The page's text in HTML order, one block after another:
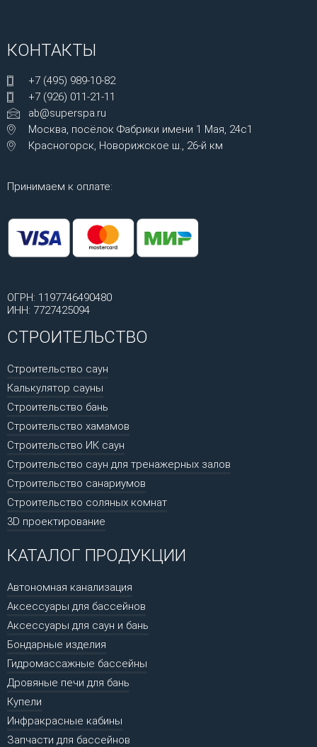
КОНТАКТЫ
+7 (495) 989-10-82
+7 (926) 011-21-11
ab@superspa.ru
Москва, посёлок Фабрики имени 1 Мая, 24с1
Красногорск, Новорижское ш., 26-й км
Принимаем к оплате:
ОГРН: 1197746490480
ИНН: 7727425094
СТРОИТЕЛЬСТВО
Строительство саун
Калькулятор сауны
Строительство бань
Строительство хамамов
Строительство ИК саун
Строительство саун для тренажерных залов
Строительство санариумов
Строительство соляных комнат
3D проектирование
КАТАЛОГ ПРОДУКЦИИ
Автономная канализация
Аксессуары для бассейнов
Аксессуары для саун и бань
Бондарные изделия
Гидромассажные бассейны
Дровяные печи для бань
Купели
Инфракрасные кабины
Запчасти для бассейнов